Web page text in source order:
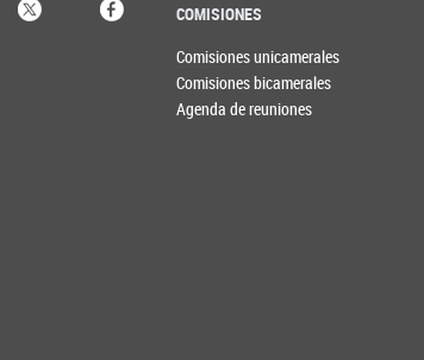
COMISIONES
Comisiones unicamerales
Comisiones bicamerales
Agenda de reuniones